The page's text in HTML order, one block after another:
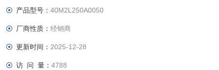
产品型号：40M2L250A0050
厂商性质：经销商
更新时间： 2025-12-28
访 问 量：4788